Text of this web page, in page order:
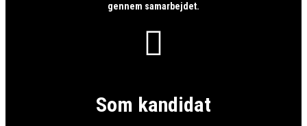
gennem samarbejdet.

Som kandidat